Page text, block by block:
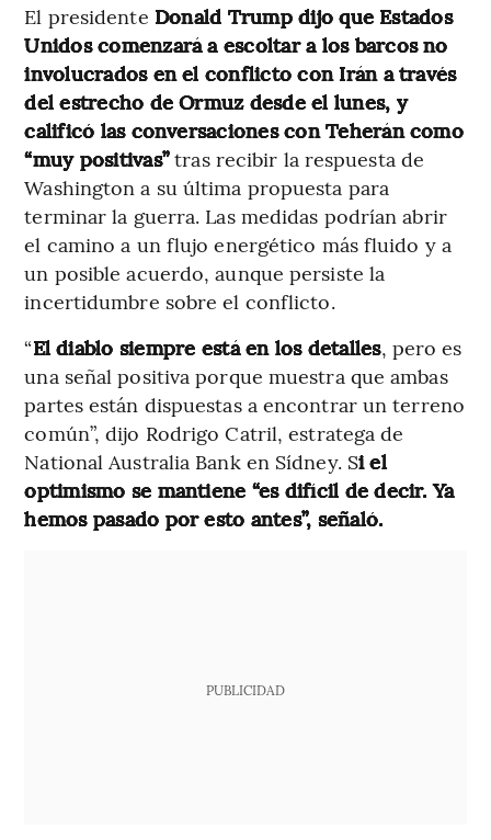
El presidente Donald Trump dijo que Estados
Unidos comenzará a escoltar a los barcos no
involucrados en el conflicto con Irán a través
del estrecho de Ormuz desde el lunes, y
calificó las conversaciones con Teherán como
“muy positivas”tras recibir la respuesta de
Washington a su última propuesta para
terminar la guerra. Las medidas podrían abrir
el camino a un flujo energético más fluido y a
un posible acuerdo, aunque persiste la
incertidumbre sobre el conflicto.
“El diablo siempre está en los detalles, pero es
una señal positiva porque muestra que ambas
partes están dispuestas a encontrar un terreno
común”, dijo Rodrigo Catril, estratega de
National Australia Bank en Sídney. Si el
optimismo se mantiene “es difícil de decir. Ya
hemos pasado por esto antes”, señaló.
PUBLICIDAD